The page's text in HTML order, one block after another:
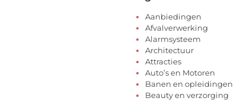
Aanbiedingen
Afvalverwerking
Alarmsysteem
Architectuur
Attracties
Auto’s en Motoren
Banen en opleidingen
Beauty en verzorging